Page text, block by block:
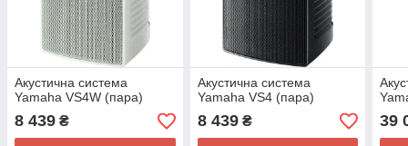
Акустична система
Yamaha VS4W (пара)
8 439 ₴
Акустична система
Yamaha VS4 (пара)
8 439₴ 39